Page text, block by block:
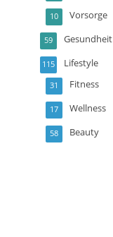
Vorsorge
10
Gesundheit
59
Lifestyle
115
Fitness
31
Wellness
17
Beauty
58